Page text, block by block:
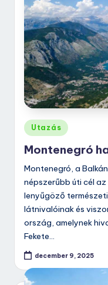
Posted
in
Utazás
Montenegró
Montenegró, a
népszerűbb úti cél
lenyűgöző
látnivalóinak és
ország, amelynek
Fekete…
december 9, 2025